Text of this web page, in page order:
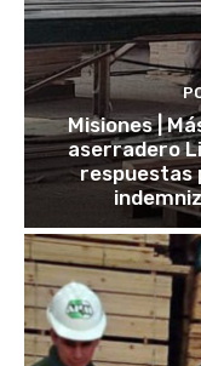
Misiones |
aserradero
respuestas